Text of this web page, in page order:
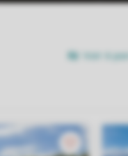
Voir 6